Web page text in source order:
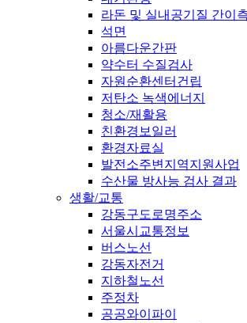
라돈 및 실내공기질 간이
석면
아름다운간판
약수터 수질검사
자원순환센터건립
저탄소 녹색에너지
청소/재활용
친환경보일러
환경자료실
발전소주변지역지원사업
수산물 방사능 검사 결과
생활/교통
강동구도로명주소
서울시교통정보
버스노선
강동자전거
지하철노선
주정차
공공와이파이